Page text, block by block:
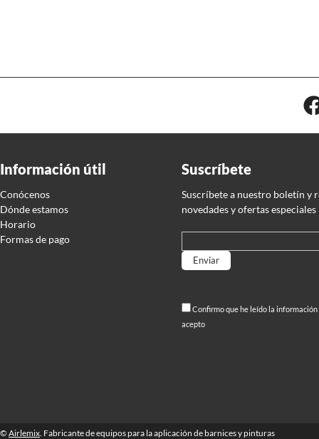
Información útil
Conócenos
Dónde estamos
Horario
Formas de pago
Suscríbete
Suscríbete a nuestro boletín y
novedades y ofertas especiales
Confirmo que he leído la
acepto
© Airlemix . Fabricante de equipos para la aplicación de barnices y pinturas